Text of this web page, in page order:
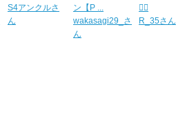
S4アンクルさ
ん
ン【P ...
wakasagi29_さ
ん
🙇‍♂️
R_35さん